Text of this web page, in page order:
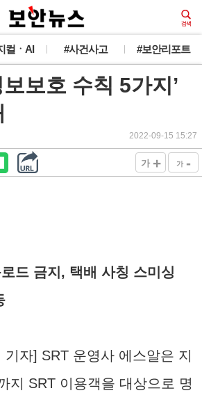
컬ㆍAI #사건사고 #보안리포트
보호 수칙 5가지’
2022-09-15 15:27
가 + 가 -
드 금지, 택배 사칭 스미싱
자] SRT 운영사 에스알은 지
지 SRT 이용객을 대상으로 명